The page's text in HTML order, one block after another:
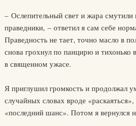
– Ослепительный свет и жара
праведники, – ответил я сам себе
Праведность не тает, точно масло в
снова грохнул по панцирю и тихонько
в священном ужасе.
Я приглушил громкость и продолжал
случайных словах вроде
«последний шанс». Потом я вернулся